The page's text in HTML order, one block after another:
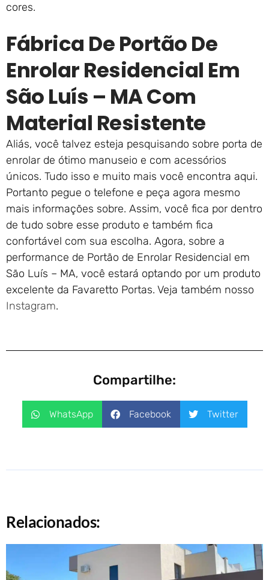
cores.
Fábrica De Portão De
Enrolar Residencial Em
São Luís – MA Com
Material Resistente
Aliás, você talvez esteja pesquisando sobre porta de
enrolar de ótimo manuseio e com acessórios
únicos. Tudo isso e muito mais você encontra aqui.
Portanto pegue o telefone e peça agora mesmo
mais informações sobre. Assim, você fica por dentro
de tudo sobre esse produto e também fica
confortável com sua escolha. Agora, sobre a
performance de Portão de Enrolar Residencial em
São Luís – MA, você estará optando por um produto
excelente da Favaretto Portas. Veja também nosso
Instagram.
Compartilhe:
WhatsApp Facebook Twitter
Relacionados: